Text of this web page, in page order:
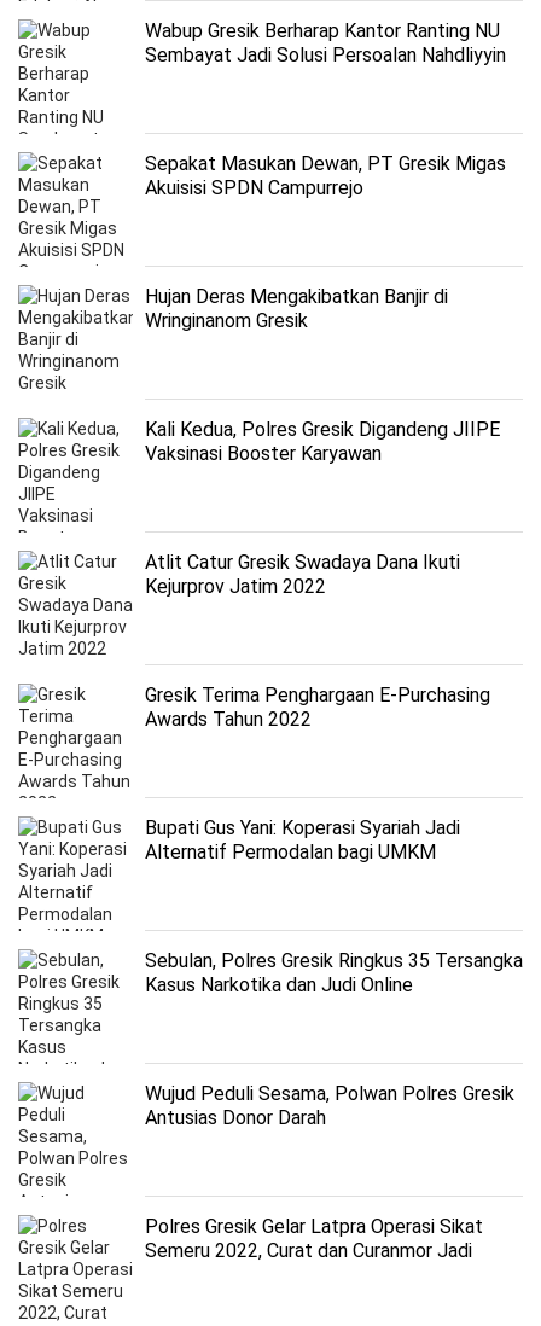
Wabup Gresik Berharap Kantor Ranting NU
Sembayat Jadi Solusi Persoalan Nahdliyyin
Sepakat Masukan Dewan, PT Gresik Migas
Akuisisi SPDN Campurrejo
Hujan Deras Mengakibatkan Banjir di
Wringinanom Gresik
Kali Kedua, Polres Gresik Digandeng JIIPE
Vaksinasi Booster Karyawan
Atlit Catur Gresik Swadaya Dana Ikuti
Kejurprov Jatim 2022
Gresik Terima Penghargaan E-Purchasing
Awards Tahun 2022
Bupati Gus Yani: Koperasi Syariah Jadi
Alternatif Permodalan bagi UMKM
Sebulan, Polres Gresik Ringkus 35 Tersangka
Kasus Narkotika dan Judi Online
Wujud Peduli Sesama, Polwan Polres Gresik
Antusias Donor Darah
Polres Gresik Gelar Latpra Operasi Sikat
Semeru 2022, Curat dan Curanmor Jadi